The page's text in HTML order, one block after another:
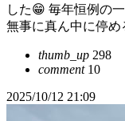
した😁 毎年恒例の
無事に真ん中に停め
thumb_up 298
comment10
2025/10/12 21:09